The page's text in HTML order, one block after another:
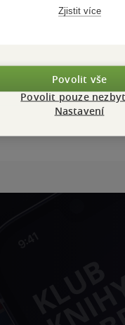
Zjistit více
Povolit vše
Povolit pouze
Nastavení